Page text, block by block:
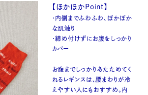
【ほかほかPoint】
・内側までふわふわ、ぽかぽか
な肌触り
・締め付けずにお腹をしっかり
カバー
お腹までしっかりあたためてく
れるレギンスは、腰まわりが冷
えやすい人にもおすすめ。内